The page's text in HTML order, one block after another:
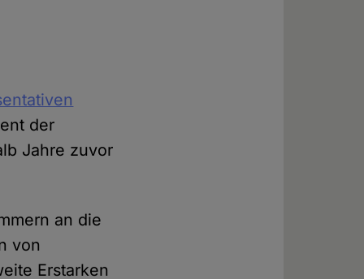
der
Jahre zuvor
an die
von
Erstarken